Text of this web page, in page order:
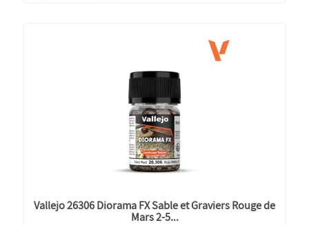
Vallejo 26306 Diorama FX Sable et Graviers Rouge de
Mars 2-5...